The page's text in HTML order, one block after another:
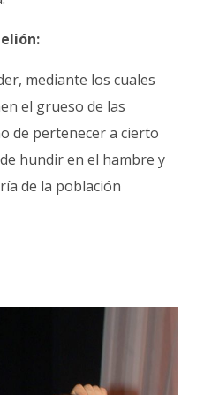
mediante los cuales
el grueso de las
de pertenecer a cierto
hundir en el hambre y
de la población